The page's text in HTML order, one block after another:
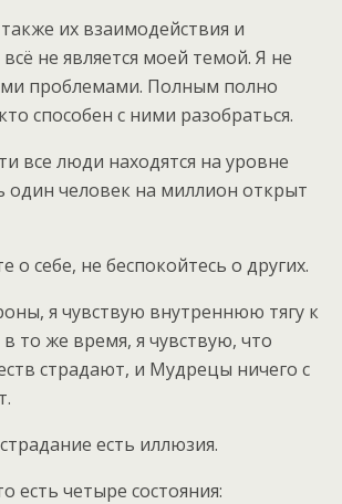
их взаимодействия и
не является моей темой. Я не
проблемами. Полным полно
способен с ними разобраться.
все люди находятся на уровне
один человек на миллион открыт
себе, не беспокойтесь о других.
я чувствую внутреннюю тягу к
то же время, я чувствую, что
страдают, и Мудрецы ничего с
есть иллюзия.
есть четыре состояния: